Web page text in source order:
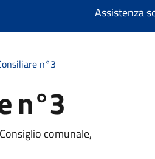
Assistenza
n°3
n°3
comunale,